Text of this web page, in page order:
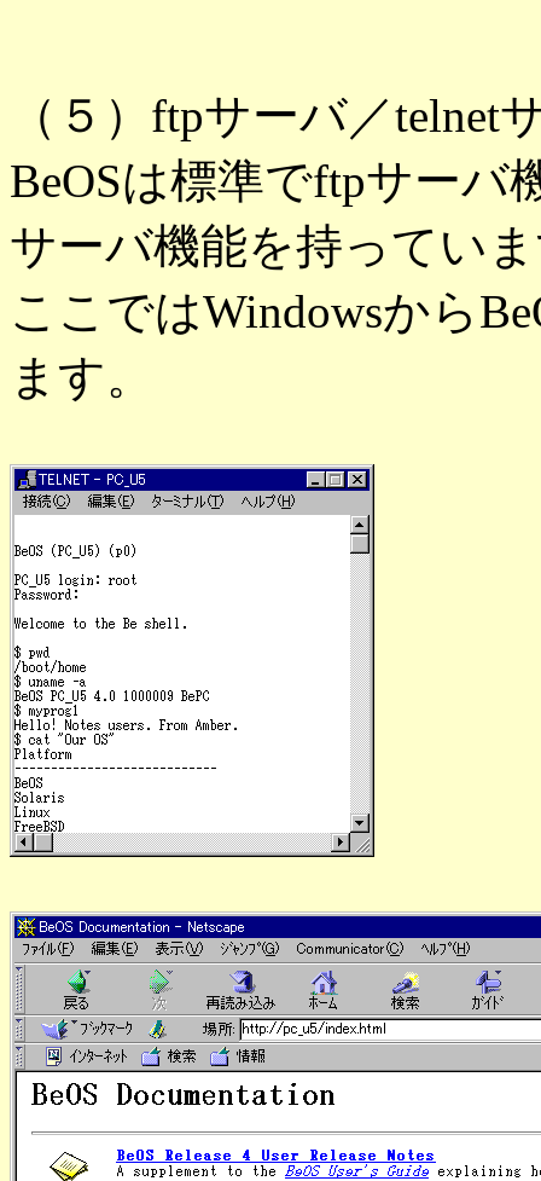
（５）ftpサーバ／telnet
BeOSは標準でftpサーバ
サーバ機能を持ってい
ここではWindowsから
ます。